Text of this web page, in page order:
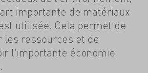
importante de matériaux
utilisée. Cela permet de
les ressources et de
l'importante économie